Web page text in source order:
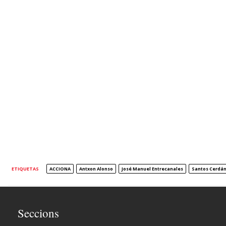
ETIQUETAS ACCIONA Antxon Alonso José Manuel Entrecanales Santos Cerdán
Seccions